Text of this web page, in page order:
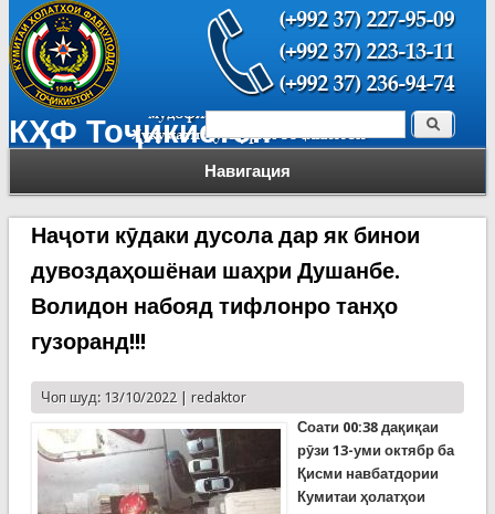
КҲФ Тоҷикистон
Навигация
Форма поиска Поиск
Наҷоти кӯдаки дусола дар як бинои
дувоздаҳошёнаи шаҳри Душанбе.
Волидон набояд тифлонро танҳо
гузоранд!!!
Чоп шуд: 13/10/2022 | redaktor
Соати 00:38 дақиқаи
рӯзи 13-уми октябр ба
Қисми навбатдории
Кумитаи ҳолатҳои